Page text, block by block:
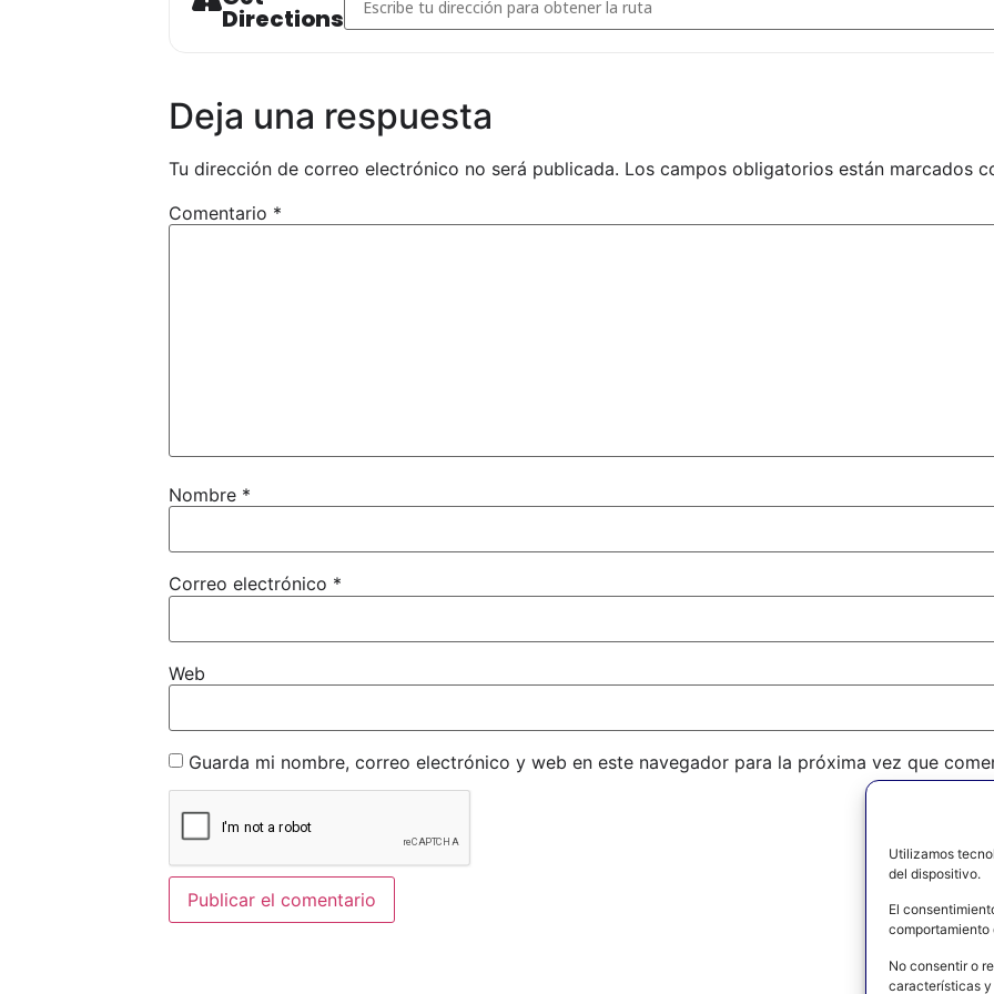
Utilizamos
del dispositivo.
El
comportamiento
No consentir o
características y
ENVIAR TODA LA DOCUMENTACIÓN A
Directions
Deja una respuesta
Tu dirección de correo electrónico no será publicada. Los campos obligatorios están marcados
Comentario *
Nombre *
Correo electrónico *
Web
Guarda mi nombre, correo electrónico y web en este navegador para la próxima vez que